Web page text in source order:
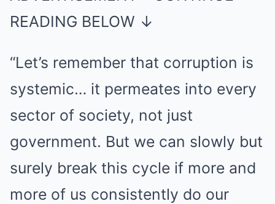
READING BELOW ↓
“Let’s remember that corruption is
systemic… it permeates into every
sector of society, not just
government. But we can slowly but
surely break this cycle if more and
more of us consistently do our